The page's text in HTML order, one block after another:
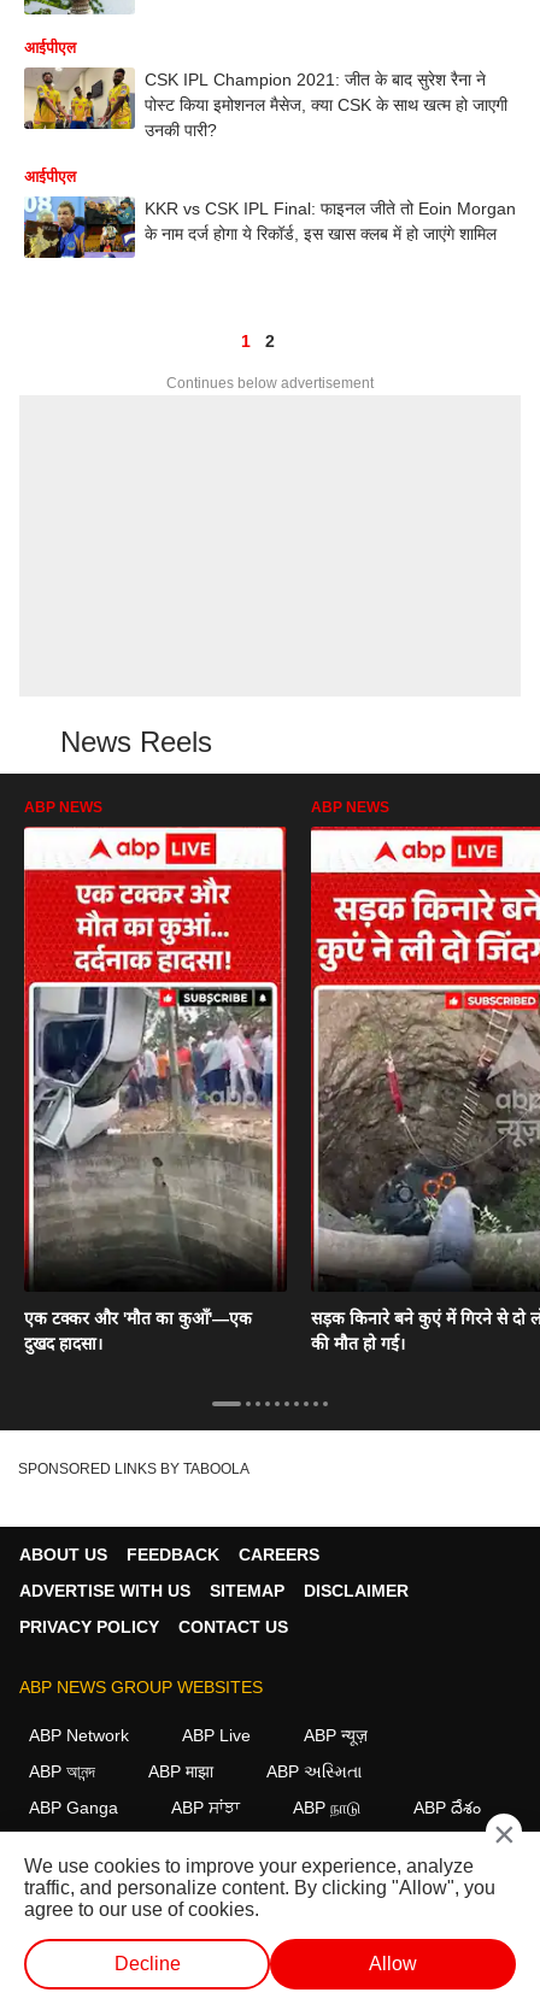
आईपीएल
CSK IPL Champion 2021: जीत के बाद सुरेश रैना ने
पोस्ट किया इमोशनल मैसेज, क्या CSK के साथ खत्म हो जाएगी
उनकी पारी?
आईपीएल
KKR vs CSK IPL Final: फाइनल जीते तो Eoin Morgan
के नाम दर्ज होगा ये रिकॉर्ड, इस खास क्लब में हो जाएंगे शामिल
1 2
Continues below advertisement
News Reels
ABP NEWS
एक टक्कर और 'मौत का कुआँ'—एक
दुखद हादसा।
ABP NEWS
सड़क किनारे बने कुएं में गिरने से दो
की मौत हो गई।
SPONSORED LINKS BY TABOOLA
ABOUT US FEEDBACK
CAREERS
ADVERTISE WITH US
SITEMAP
DISCLAIMER
PRIVACY POLICY
CONTACT US
ABP NEWS GROUP WEBSITES
ABP Network ABP Live
ABP न्यूज़
ABP আনন্দ
ABP माझा
ABP અસ્મિતા
ABP Ganga
ABP ਸਾਂਝਾ ABP நாடு ABP దేశం
FOLLOW US
This website follows the DNPA Code of Ethics.
Copyright@2026.
All rights reserved.
×
We use cookies to improve your experience, analyze
traffic, and personalize content. By clicking "Allow", you
agree to our use of cookies.
Decline Allow